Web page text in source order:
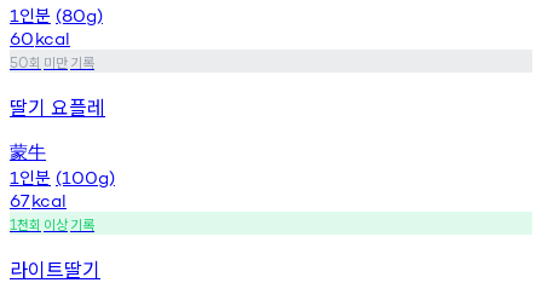
1 인분 (80g)
60kcal
50회 미만기록
딸기 요플레
蒙牛
1 인분 (100g)
67kcal
1천회 이상기록
라이트딸기